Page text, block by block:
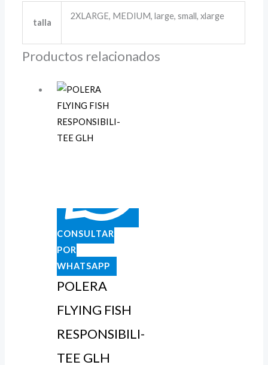
talla
2XLARGE, MEDIUM, large, small, xlarge
Productos relacionados
CONSULTAR
POR
WHATSAPP
POLERA
FLYING FISH
RESPONSIBILI-
TEE GLH